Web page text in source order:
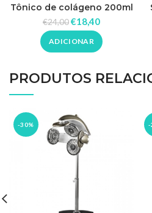
Tônico de colágeno 200ml
– Norel
€24,00€18,40
ADICIONAR
PRODUTOS
-30% -